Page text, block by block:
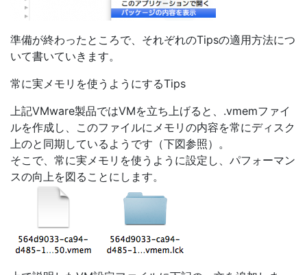
準備が終わったところで、それぞれのTipsの適用方法につ
いて書いていきます。
常に実メモリを使うようにするTips
上記VMware製品ではVMを立ち上げると、.vmemファイ
ルを作成し、このファイルにメモリの内容を常にディスク
上のと同期しているようです（下図参照）。
そこで、常に実メモリを使うように設定し、パフォーマン
スの向上を図ることにします。